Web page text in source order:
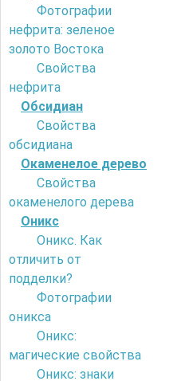
Фотографии
нефрита: зеленое
золото Востока
Свойства
нефрита
Обсидиан
Свойства
обсидиана
Окаменелое дерево
Свойства
окаменелого дерева
Оникс
Оникс. Как
отличить от
подделки?
Фотографии
оникса
Оникс:
магические свойства
Оникс: знаки